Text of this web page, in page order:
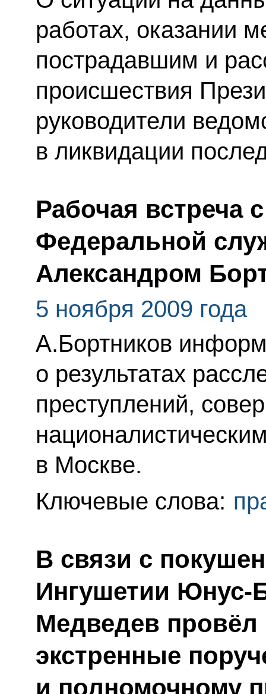
работах, оказании
пострадавшим и
происшествия
руководители
в ликвидации
Рабочая встреча
Федеральной
Александром
5 ноября 2009 года
А.Бортников
о результатах
преступлений,
в Москве.
Ключевые слова:
В связи с
Ингушетии Юнус-
Медведев провёл
экстренные
и полномочному